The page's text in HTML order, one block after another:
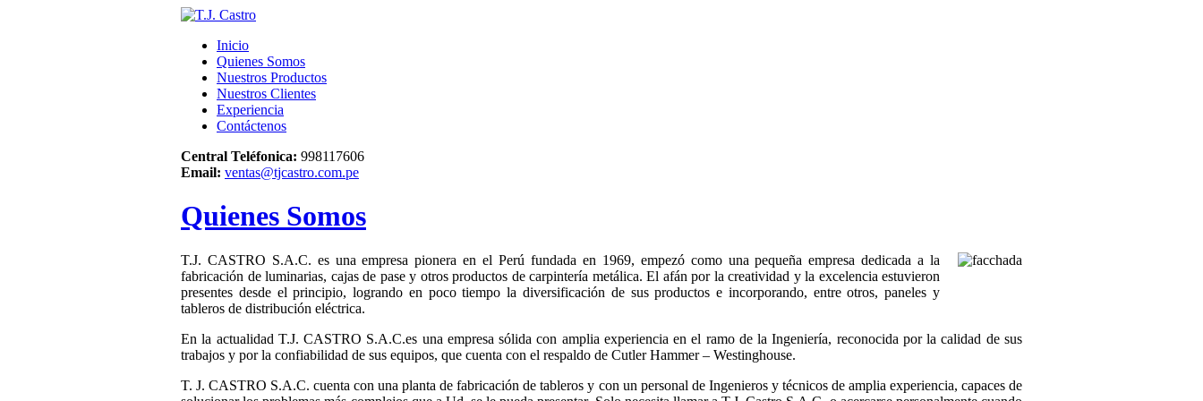
Inicio
Quienes Somos
Nuestros Productos
Nuestros Clientes
Experiencia
Contáctenos
Central Teléfonica: 998117606
Email: ventas@tjcastro.com.pe
Quienes Somos
T.J. CASTRO S.A.C. es una empresa pionera en el Perú fundada en 1969, empezó como una pequeña empresa dedicada a la
fabricación de luminarias, cajas de pase y otros productos de carpintería metálica. El afán por la creatividad y la excelencia estuvieron
presentes desde el principio, logrando en poco tiempo la diversificación de sus productos e incorporando, entre otros, paneles y
tableros de distribución eléctrica.
En la actualidad T.J. CASTRO S.A.C.es una empresa sólida con amplia experiencia en el ramo de la Ingeniería, reconocida por la calidad de sus
trabajos y por la confiabilidad de sus equipos, que cuenta con el respaldo de Cutler Hammer – Westinghouse.
T. J. CASTRO S.A.C. cuenta con una planta de fabricación de tableros y con un personal de Ingenieros y técnicos de amplia experiencia, capaces de